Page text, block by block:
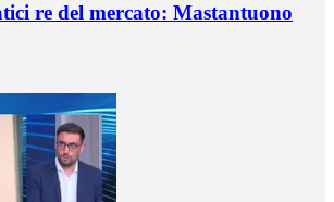
re del mercato: Mastantuono